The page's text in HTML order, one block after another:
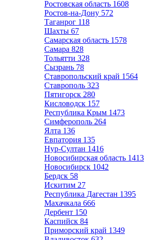
Ростовская область 1608
Ростов-на-Дону 572
Таганрог 118
Шахты 67
Самарская область 1578
Самара 828
Тольятти 328
Сызрань 78
Ставропольский край 1564
Ставрополь 323
Пятигорск 280
Кисловодск 157
Республика Крым 1473
Симферополь 264
Ялта 136
Евпатория 135
Нур-Султан 1416
Новосибирская область 1413
Новосибирск 1042
Бердск 58
Искитим 27
Республика Дагестан 1395
Махачкала 666
Дербент 150
Каспийск 84
Приморский край 1349